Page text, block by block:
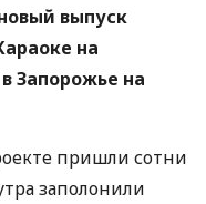
выпуск
на
Запорожье на
пришли сотни
заполонили